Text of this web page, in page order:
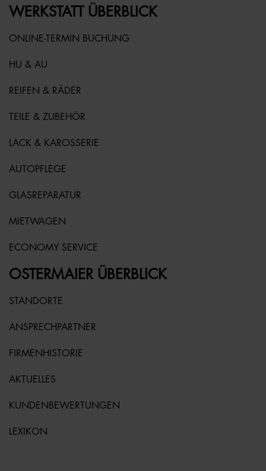
WERKSTATT ÜBERBLICK
ONLINE-TERMIN BUCHUNG
HU & AU
REIFEN & RÄDER
TEILE & ZUBEHÖR
LACK & KAROSSERIE
AUTOPFLEGE
GLASREPARATUR
MIETWAGEN
ECONOMY SERVICE
OSTERMAIER ÜBERBLICK
STANDORTE
ANSPRECHPARTNER
FIRMENHISTORIE
AKTUELLES
KUNDENBEWERTUNGEN
LEXIKON